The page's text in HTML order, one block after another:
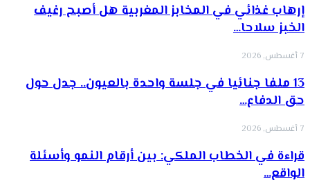
إرهاب غذائي في المخابز المغربية هل أصبح رغيف
الخبز سلاحا…
7 أغسطس, 2026
13 ملفا جنائيا في جلسة واحدة بالعيون.. جدل حول
حق الدفاع…
7 أغسطس, 2026
قراءة في الخطاب الملكي: بين أرقام النمو وأسئلة
الواقع…